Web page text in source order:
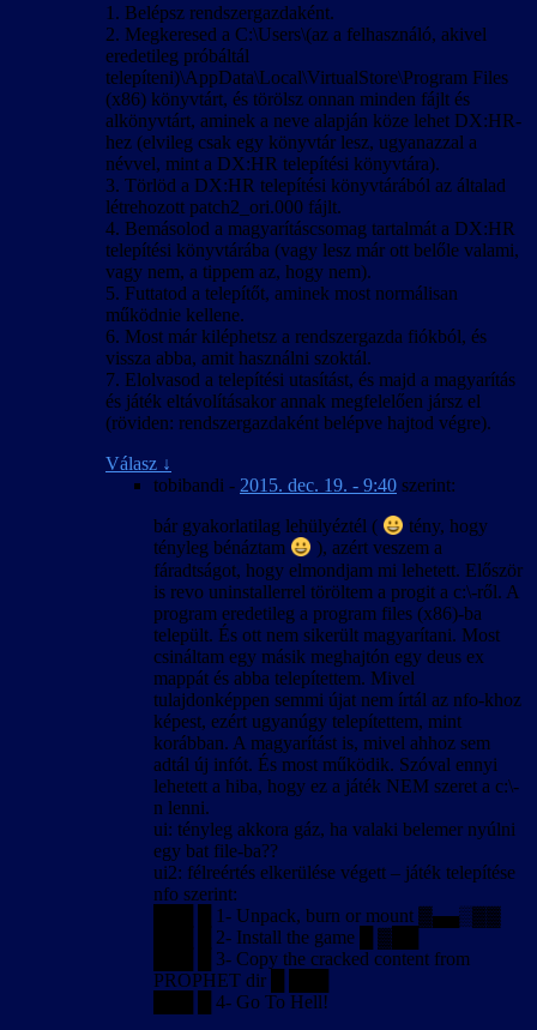
1. Belépsz rendszergazdaként.
2. Megkeresed a C:\Users\(az a felhasználó, akivel
eredetileg próbáltál
telepíteni)\AppData\Local\VirtualStore\Program Files
(x86) könyvtárt, és törölsz onnan minden fájlt és
alkönyvtárt, aminek a neve alapján köze lehet DX:HR-
hez (elvileg csak egy könyvtár lesz, ugyanazzal a
névvel, mint a DX:HR telepítési könyvtára).
3. Törlöd a DX:HR telepítési könyvtárából az általad
létrehozott patch2_ori.000 fájlt.
4. Bemásolod a magyarításcsomag tartalmát a DX:HR
telepítési könyvtárába (vagy lesz már ott belőle valami,
vagy nem, a tippem az, hogy nem).
5. Futtatod a telepítőt, aminek most normálisan
működnie kellene.
6. Most már kiléphetsz a rendszergazda fiókból, és
vissza abba, amit használni szoktál.
7. Elolvasod a telepítési utasítást, és majd a magyarítás
és játék eltávolításakor annak megfelelően jársz el
(röviden: rendszergazdaként belépve hajtod végre).
Válasz ↓
tobibandi - 2015. dec. 19. - 9:40 szerint:
bár gyakorlatilag lehülyéztél (
tény, hogy
tényleg bénáztam
), azért veszem a
fáradtságot, hogy elmondjam mi lehetett. Először
is revo uninstallerrel töröltem a progit a c:\-ről. A
program eredetileg a program files (x86)-ba
települt. És ott nem sikerült magyarítani. Most
csináltam egy másik meghajtón egy deus ex
mappát és abba telepítettem. Mivel
tulajdonképpen semmi újat nem írtál az nfo-khoz
képest, ezért ugyanúgy telepítettem, mint
korábban. A magyarítást is, mivel ahhoz sem
adtál új infót. És most működik. Szóval ennyi
lehetett a hiba, hogy ez a játék NEM szeret a c:\-
n lenni.
ui: tényleg akkora gáz, ha valaki belemer nyúlni
egy bat file-ba??
ui2: félreértés elkerülése végett – játék telepítése
nfo szerint:
███ █ 1- Unpack, burn or mount ▓▄▄▒▓▓
███ █ 2- Install the game █ ▓██
███ █ 3- Copy the cracked content from
PROPHET dir █ ███
███ █ 4- Go To Hell!